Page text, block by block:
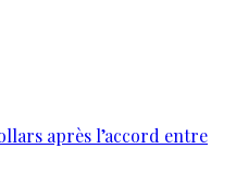
après l’accord entre